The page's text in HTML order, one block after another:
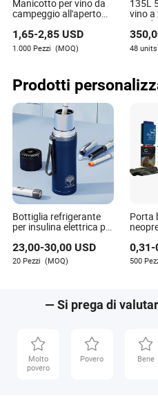
Manicotto per vino da
campeggio all'aperto
isolamento in gel
1,65-2,85 USD
1.000 Pezzi (MOQ)
135L
vino a
uso
48 units
Prodotti
Bottiglia refrigerante
per insulina elettrica per
23,00-30,00 USD
20 Pezzi (MOQ)
Porta
per
lattina
0,31-
500
— Si prega di
Molto
povero
Povero Bene